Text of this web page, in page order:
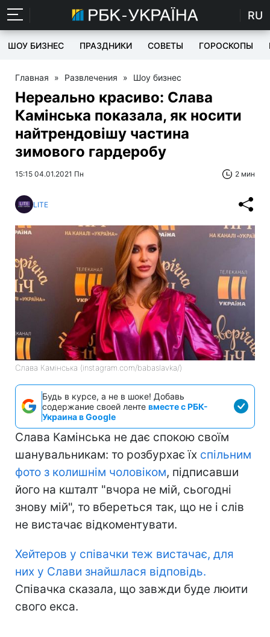
RU
ШОУ БИЗНЕС ПРАЗДНИКИ СОВЕТЫ ГОРОСКОПЫ
Главная » Развлечения » Шоу бизнес
Нереально красиво: Слава
Камінська показала, як носити
найтрендовішу частина
зимового гардеробу
15:15 04.01.2021 Пн 2 мин
LITE
Слава Камінська (instagram.com/babaslavka/)
Будь в курсе, а не в шоке! Добавь
содержание своей ленте вместе с РБК-
Украина в Google
Слава Камінська не дає спокою своїм
шанувальникам: то розбурхає їх спільним
фото з колишнім чоловіком, підписавши
його на кшталт "вчора не мій, сьогодні
знову мій", то вбереться так, що не і слів
не вистачає відкоментувати.
Хейтеров у співачки теж вистачає, для
них у Слави знайшлася відповідь.
Співачка сказала, що завжди буде люити
свого екса.